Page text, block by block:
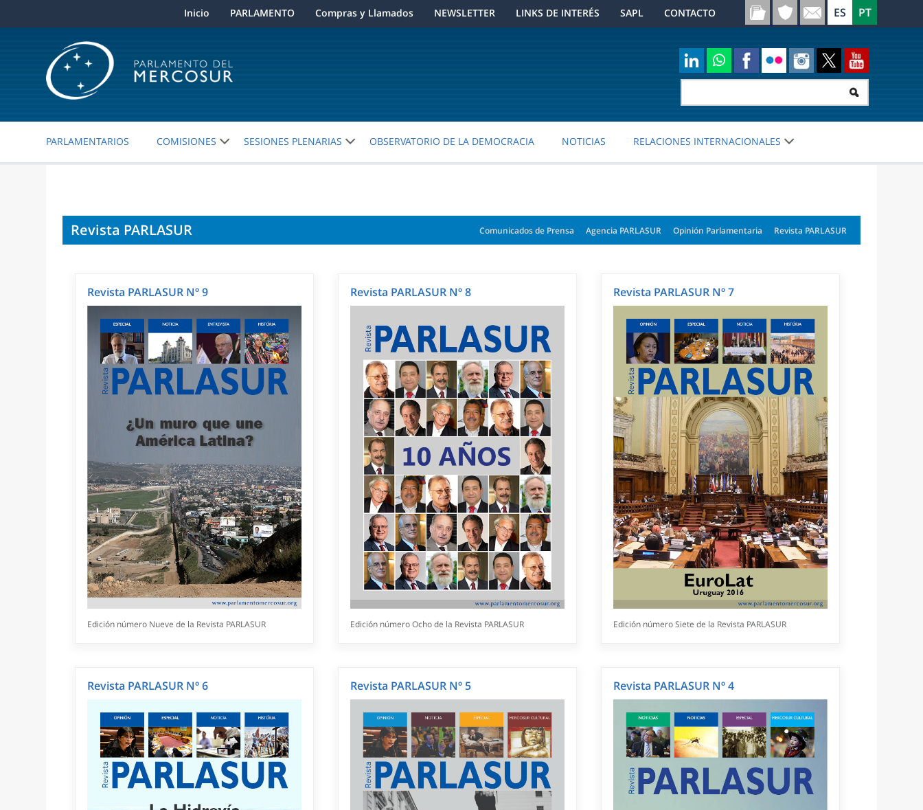
Inicio PARLAMENTO Compras y Llamados NEWSLETTER LINKS DE INTERÉS SAPL CONTACTO
PARLAMENTARIOS COMISIONES SESIONES PLENARIAS OBSERVATORIO DE LA DEMOCRACIA NOTICIAS RELACIONES INTERNACIONALES
Revista PARLASUR Revista PARLASUR
Opinión Parlamentaria
Agencia PARLASUR
Comunicados de Prensa
Revista PARLASUR Nº 9
Edición número Nueve de la Revista PARLASUR
Revista PARLASUR Nº 8
Edición número Ocho de la Revista PARLASUR
Revista PARLASUR Nº 7
Edición número Siete de la Revista PARLASUR
Revista PARLASUR Nº 6 Revista PARLASUR Nº 5 Revista PARLASUR Nº 4